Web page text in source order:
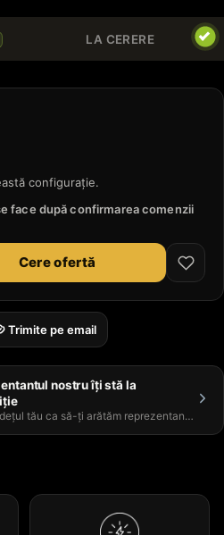
LA CERERE
configurație.
face după confirmarea comenzii
Cere ofertă
Trimite pe email
nostru îți stă la
tău ca să-ți arătăm reprezentantul